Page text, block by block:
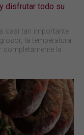
disfrutar todo su
casi tan importante
la temperatura
completamente la